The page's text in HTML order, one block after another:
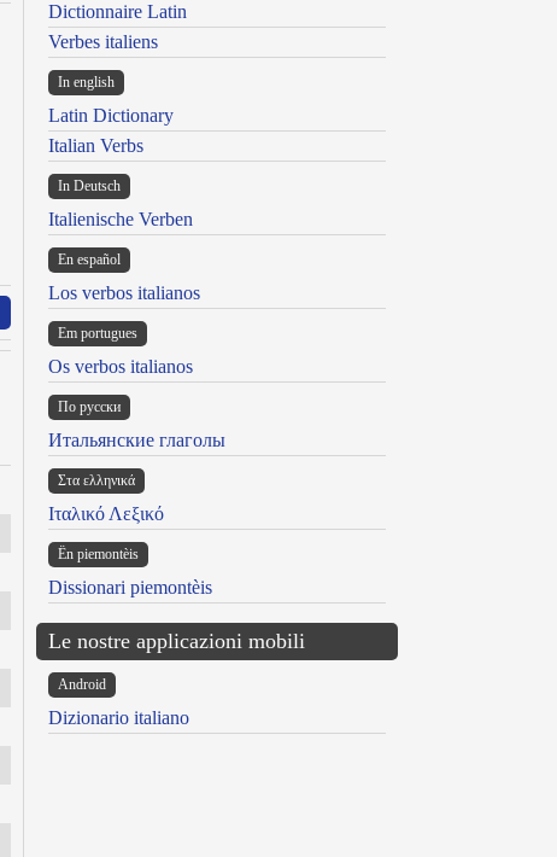
Dictionnaire Latin
Verbes italiens
In english
Latin Dictionary
Italian Verbs
In Deutsch
Italienische Verben
En español
Los verbos italianos
Em portugues
Os verbos italianos
По русски
Итальянские глаголы
Στα ελληνικά
Ιταλικό Λεξικό
Ën piemontèis
Dissionari piemontèis
Le nostre applicazioni mobili
Android
Dizionario italiano